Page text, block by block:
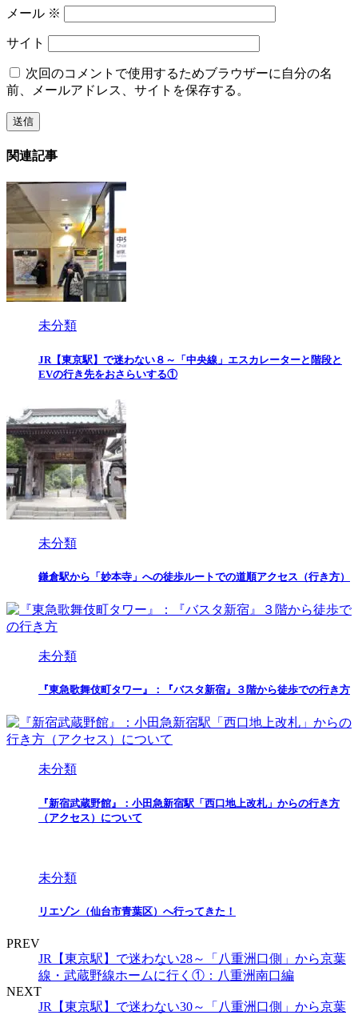
メール ※
サイト
次回のコメントで使用するためブラウザーに自分の名
前、メールアドレス、サイトを保存する。
関連記事
未分類
JR【東京駅】で迷わない８～「中央線」エスカレーターと階段と
EVの行き先をおさらいする①
未分類
鎌倉駅から「妙本寺」への徒歩ルートでの道順アクセス（行き方）
未分類
『東急歌舞伎町タワー』：『バスタ新宿』３階から徒歩での行き方
未分類
『新宿武蔵野館』：小田急新宿駅「西口地上改札」からの行き方
（アクセス）について
未分類
リエゾン（仙台市青葉区）へ行ってきた！
PREV
JR【東京駅】で迷わない28～「八重洲口側」から京葉
線・武蔵野線ホームに行く①：八重洲南口編
NEXT
JR【東京駅】で迷わない30～「八重洲口側」から京葉